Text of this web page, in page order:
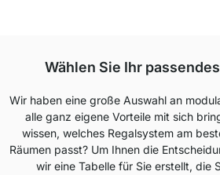
Wählen Sie Ihr
Wir haben eine große Auswahl an
alle ganz eigene Vorteile mit sich
wissen, welches Regalsystem am
Räumen passt? Um Ihnen die
wir eine Tabelle für Sie erstellt, die